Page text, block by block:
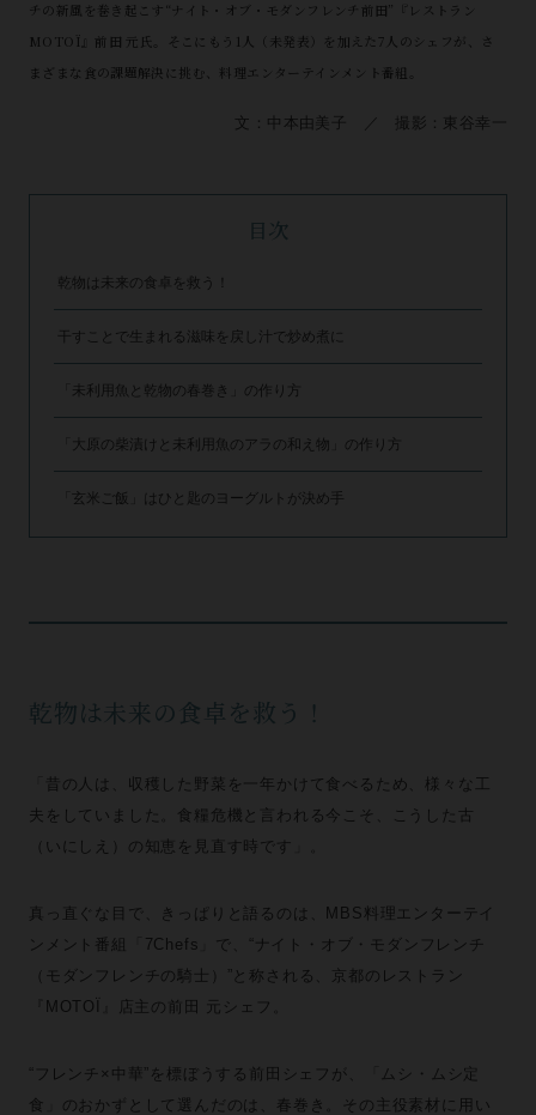
チの新風を巻き起こす“ナイト・オブ・モダンフレンチ前田”『レストラン
MOTOÏ』前田 元氏。そこにもう1人（未発表）を加えた7人のシェフが、さ
まざまな食の課題解決に挑む、料理エンターテインメント番組。
文：中本由美子 ／ 撮影：東谷幸一
目次
乾物は未来の食卓を救う！
干すことで生まれる滋味を戻し汁で炒め煮に
「未利用魚と乾物の春巻き」の作り方
「大原の柴漬けと未利用魚のアラの和え物」の作り方
「玄米ご飯」はひと匙のヨーグルトが決め手
乾物は未来の食卓を救う！
「昔の人は、収穫した野菜を一年かけて食べるため、様々な工
夫をしていました。食糧危機と言われる今こそ、こうした古
（いにしえ）の知恵を見直す時です」。
真っ直ぐな目で、きっぱりと語るのは、MBS料理エンターテイ
ンメント番組「7Chefs」で、“ナイト・オブ・モダンフレンチ
（モダンフレンチの騎士）”と称される、京都のレストラン
『MOTOÏ』店主の前田 元シェフ。
“フレンチ×中華”を標ぼうする前田シェフが、「ムシ・ムシ定
食」のおかずとして選んだのは、春巻き。その主役素材に用い